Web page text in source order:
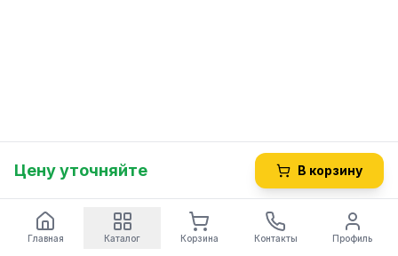
Цену уточняйте В корзину
Главная Каталог Корзина Контакты Профиль